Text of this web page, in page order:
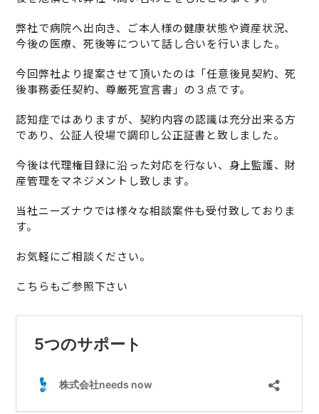
弊社で病院へ出向き、ご本人様の健康状態や資産状況、
今後の医療、死後等について話し合いを行いました。
今回弊社より提案させて頂いたのは「任意後見契約、死
後事務委任契約、尊厳死宣言書」の３点です。
認知症ではありますが、契約内容の認識は充分出来る方
であり、公証人役場で調印し公正証書と致しました。
今後は代理権目録に沿った対応を行ない、身上監護、財
産管理をマネジメントし致します。
当社ニーズナウでは様々な相談案件も受付致しておりま
す。
お気軽にご相談ください。
こちらもご参照下さい